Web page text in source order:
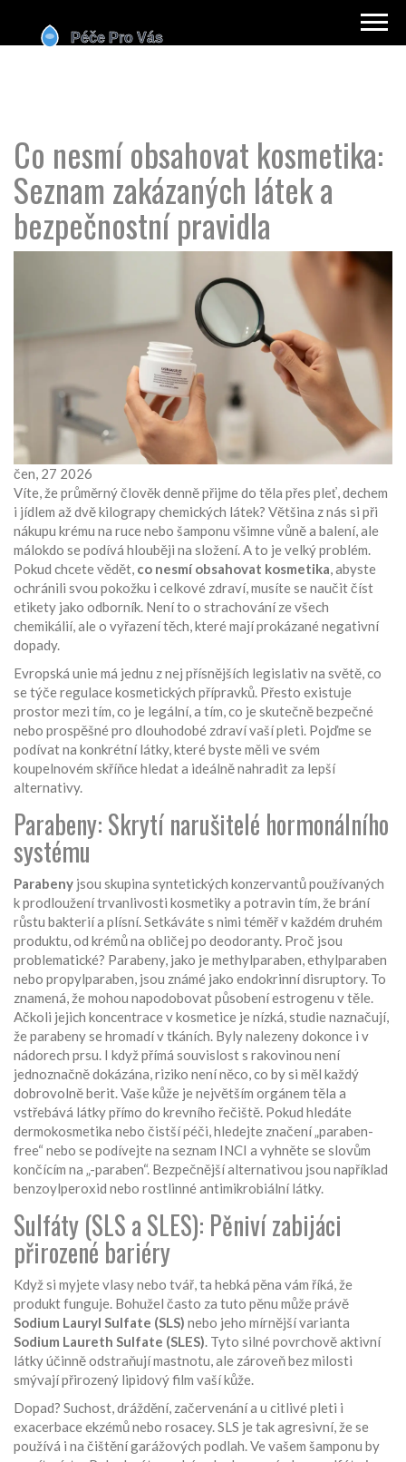
Co nesmí obsahovat kosmetika:
Seznam zakázaných látek a
bezpečnostní pravidla
čen, 27 2026
Víte, že průměrný člověk denně přijme do těla přes pleť, dechem
i jídlem až dvě kilograpy chemických látek? Většina z nás si při
nákupu krému na ruce nebo šamponu všimne vůně a balení, ale
málokdo se podívá hlouběji na složení. A to je velký problém.
Pokud chcete vědět, co nesmí obsahovat kosmetika, abyste
ochránili svou pokožku i celkové zdraví, musíte se naučit číst
etikety jako odborník. Není to o strachování ze všech
chemikálií, ale o vyřazení těch, které mají prokázané negativní
dopady.
Evropská unie má jednu z nej přísnějších legislativ na světě, co
se týče regulace kosmetických přípravků. Přesto existuje
prostor mezi tím, co je legální, a tím, co je skutečně bezpečné
nebo prospěšné pro dlouhodobé zdraví vaší pleti. Pojďme se
podívat na konkrétní látky, které byste měli ve svém
koupelnovém skříňce hledat a ideálně nahradit za lepší
alternativy.
Parabeny: Skrytí narušitelé hormonálního
systému
Parabeny jsou skupina syntetických konzervantů používaných
k prodloužení trvanlivosti kosmetiky a potravin tím, že brání
růstu bakterií a plísní. Setkáváte s nimi téměř v každém druhém
produktu, od krémů na obličej po deodoranty. Proč jsou
problematické? Parabeny, jako je methylparaben, ethylparaben
nebo propylparaben, jsou známé jako endokrinní disruptory. To
znamená, že mohou napodobovat působení estrogenu v těle.
Ačkoli jejich koncentrace v kosmetice je nízká, studie naznačují,
že parabeny se hromadí v tkáních. Byly nalezeny dokonce i v
nádorech prsu. I když přímá souvislost s rakovinou není
jednoznačně dokázána, riziko není něco, co by si měl každý
dobrovolně berit. Vaše kůže je největším orgánem těla a
vstřebává látky přímo do krevního řečiště. Pokud hledáte
dermokosmetika nebo čistší péči, hledejte značení „paraben-
free“ nebo se podívejte na seznam INCI a vyhněte se slovům
končícím na „-paraben“. Bezpečnější alternativou jsou například
benzoylperoxid nebo rostlinné antimikrobiální látky.
Sulfáty (SLS a SLES): Pěniví zabijáci
přirozené bariéry
Když si myjete vlasy nebo tvář, ta hebká pěna vám říká, že
produkt funguje. Bohužel často za tuto pěnu může právě
Sodium Lauryl Sulfate (SLS) nebo jeho mírnější varianta
Sodium Laureth Sulfate (SLES). Tyto silné povrchově aktivní
látky účinně odstraňují mastnotu, ale zároveň bez milosti
smývají přirozený lipidový film vaší kůže.
Dopad? Suchost, dráždění, začervenání a u citlivé pleti i
exacerbace ekzémů nebo rosacey. SLS je tak agresivní, že se
používá i na čištění garážových podlah. Ve vašem šamponu by